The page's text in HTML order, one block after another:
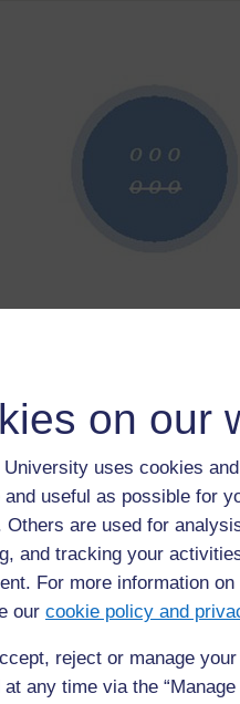
on our
University uses cookies
useful as possible for
Others are used for
and tracking your
For more information
our cookie policy and
reject or manage
any time via the
◀︎ 5.3 Un répertoire